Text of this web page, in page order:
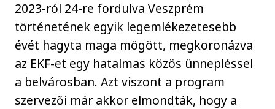
2023-ról 24-re fordulva Veszprém
történetének egyik legemlékezetesebb
évét hagyta maga mögött, megkoronázva
az EKF-et egy hatalmas közös ünnepléssel
a belvárosban. Azt viszont a program
szervezői már akkor elmondták, hogy a